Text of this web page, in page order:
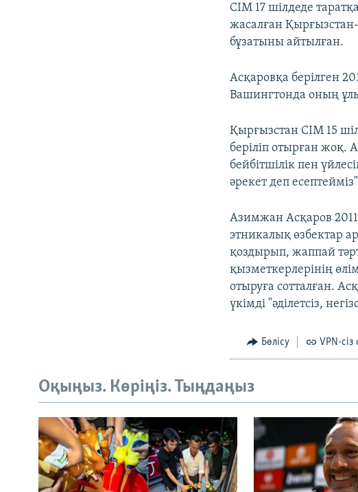
СІМ 17 шілдеде
жасалған
бұзатыны айтылған.
Асқаровқа берілген
Вашингтонда оның
Қырғызстан СІМ 15
беріліп отырған жоқ.
бейбітшілік пен
әрекет деп
Азимжан Асқаров
этникалық өзбектар
қоздырып, жаппай
қызметкерлерінің
отыруға сотталған.
үкімді "әділетсіз,
Бөлісу VPN-сіз
Оқыңыз. Көріңіз. Тыңдаңыз